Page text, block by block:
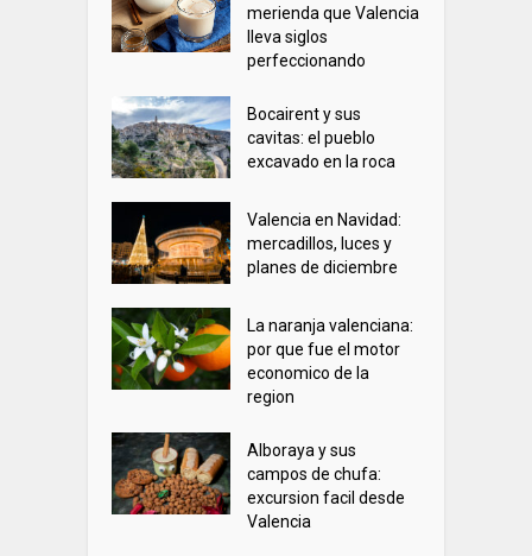
merienda que Valencia
lleva siglos
perfeccionando
Bocairent y sus
cavitas: el pueblo
excavado en la roca
Valencia en Navidad:
mercadillos, luces y
planes de diciembre
La naranja valenciana:
por que fue el motor
economico de la
region
Alboraya y sus
campos de chufa:
excursion facil desde
Valencia